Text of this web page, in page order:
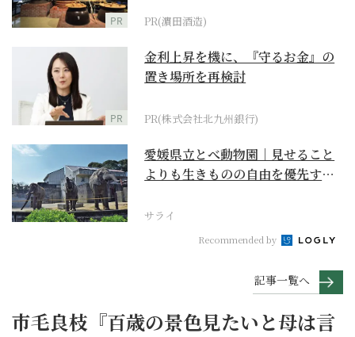
PR PR(濵田酒造)
PR
金利上昇を機に、『守るお金』の
置き場所を再検討
PR(株式会社北九州銀行)
愛媛県立とべ動物園｜見せること
よりも生きものの自由を優先する
サライ
Recommended by
記事一覧へ
市毛良枝『百歳の景色見たいと母は言